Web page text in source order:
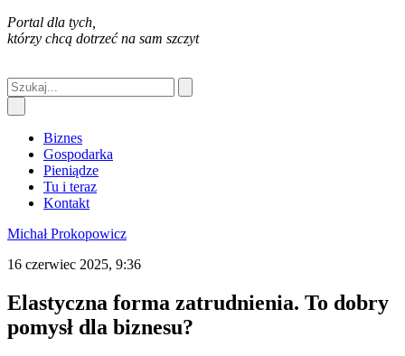
Portal dla tych,
którzy chcą dotrzeć na sam szczyt
Biznes
Gospodarka
Pieniądze
Tu i teraz
Kontakt
Michał Prokopowicz
16 czerwiec 2025, 9:36
Elastyczna forma zatrudnienia. To dobry
pomysł dla biznesu?